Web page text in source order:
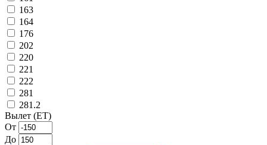
163
164
176
202
220
221
222
281
281.2
Вылет (ET)
От
До